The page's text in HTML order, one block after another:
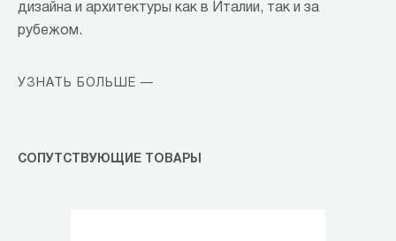
дизайна и архитектуры как в Италии, так и за
рубежом.
УЗНАТЬ БОЛЬШЕ —
СОПУТСТВУЮЩИЕ ТОВАРЫ